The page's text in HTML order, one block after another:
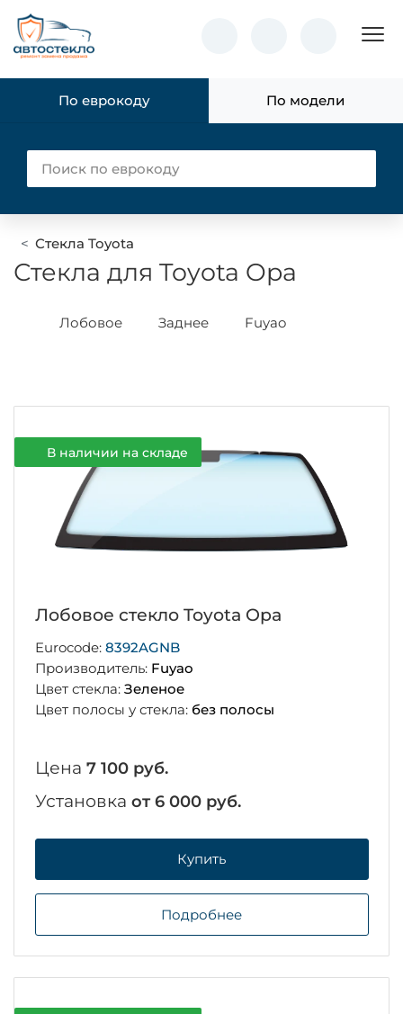
По еврокоду По модели
Стекла Toyota
Стекла для Toyota Opa
Лобовое Заднее Fuyao
В наличии на складе
Лобовое стекло Toyota Opa
Eurocode: 8392AGNB
Производитель: Fuyao
Цвет стекла: Зеленое
Цвет полосы у стекла: без полосы
Цена 7 100 руб.
Установка от 6 000 руб.
Купить
Подробнее